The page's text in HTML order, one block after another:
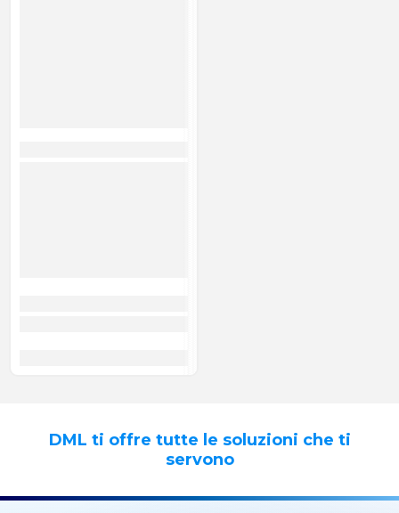
DML ti offre tutte le soluzioni che ti
servono